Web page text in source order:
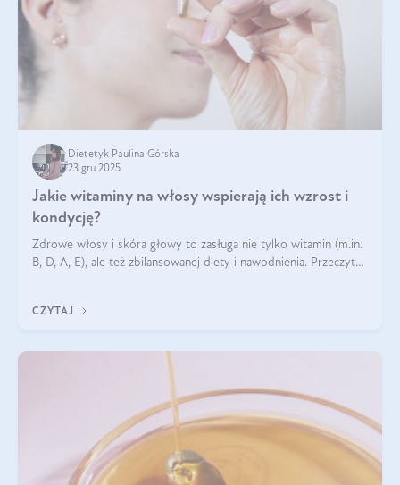
Dietetyk Paulina Górska
23 gru 2025
Jakie witaminy na włosy wspierają ich wzrost i
kondycję?
Zdrowe włosy i skóra głowy to zasługa nie tylko witamin (m.in.
B, D, A, E), ale też zbilansowanej diety i nawodnienia. Przeczytaj
CZYTAJ